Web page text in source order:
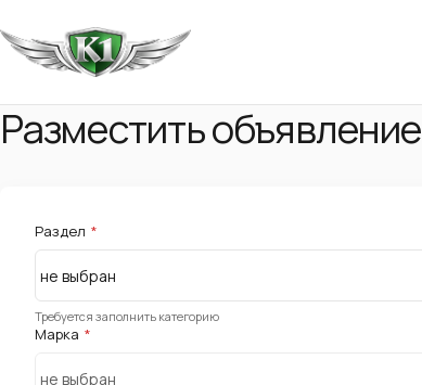
Разместить объявление
Раздел *
Требуется заполнить категорию
Марка *